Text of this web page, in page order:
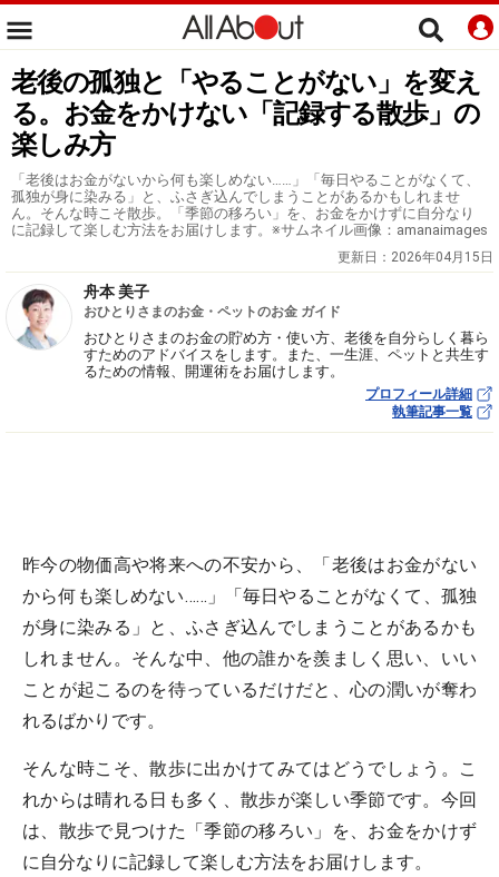
老後の孤独と「やることがない」を変え
る。お金をかけない「記録する散歩」の
楽しみ方
「老後はお金がないから何も楽しめない……」「毎日やることがなくて、
孤独が身に染みる」と、ふさぎ込んでしまうことがあるかもしれませ
ん。そんな時こそ散歩。「季節の移ろい」を、お金をかけずに自分なり
に記録して楽しむ方法をお届けします。※サムネイル画像：amanaimages
更新日： 2026年04月15日
舟本 美子
おひとりさまのお金・ペットのお金 ガイド
おひとりさまのお金の貯め方・使い方、老後を自分らしく暮ら
すためのアドバイスをします。また、一生涯、ペットと共生す
るための情報、開運術をお届けします。
プロフィール詳細
執筆記事一覧
昨今の物価高や将来への不安から、「老後はお金がない
から何も楽しめない……」「毎日やることがなくて、孤独
が身に染みる」と、ふさぎ込んでしまうことがあるかも
しれません。そんな中、他の誰かを羨ましく思い、いい
ことが起こるのを待っているだけだと、心の潤いが奪わ
れるばかりです。
そんな時こそ、散歩に出かけてみてはどうでしょう。こ
れからは晴れる日も多く、散歩が楽しい季節です。今回
は、散歩で見つけた「季節の移ろい」を、お金をかけず
に自分なりに記録して楽しむ方法をお届けします。